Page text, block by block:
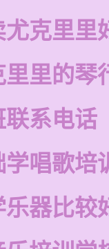
克里里
里的琴
联系电话
唱歌培
器比较